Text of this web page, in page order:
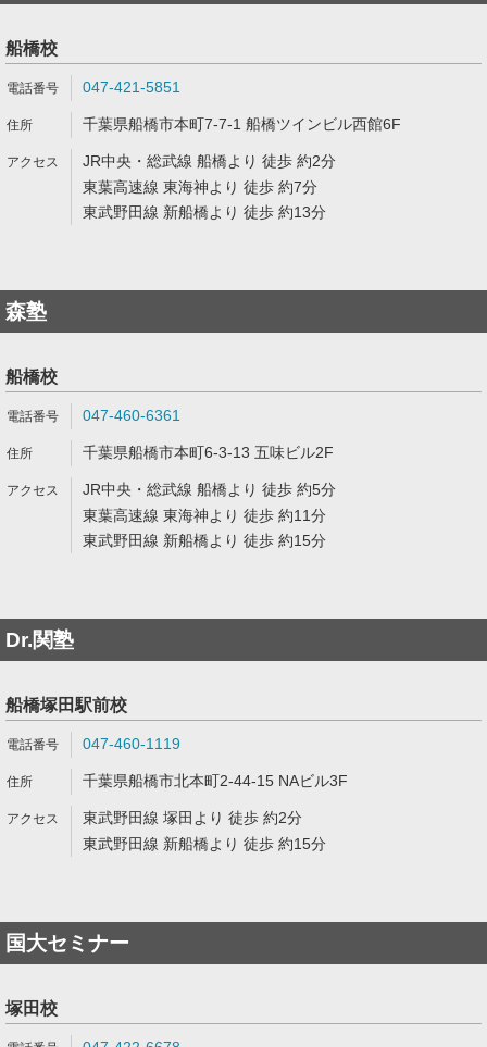
船橋校
047-421-5851
千葉県船橋市本町7-7-1 船橋ツインビル西館6F
JR中央・総武線 船橋より 徒歩 約2分
東葉高速線 東海神より 徒歩 約7分
東武野田線 新船橋より 徒歩 約13分
森塾
船橋校
047-460-6361
千葉県船橋市本町6-3-13 五味ビル2F
JR中央・総武線 船橋より 徒歩 約5分
東葉高速線 東海神より 徒歩 約11分
東武野田線 新船橋より 徒歩 約15分
Dr.関塾
船橋塚田駅前校
047-460-1119
千葉県船橋市北本町2-44-15 NAビル3F
東武野田線 塚田より 徒歩 約2分
東武野田線 新船橋より 徒歩 約15分
国大セミナー
塚田校